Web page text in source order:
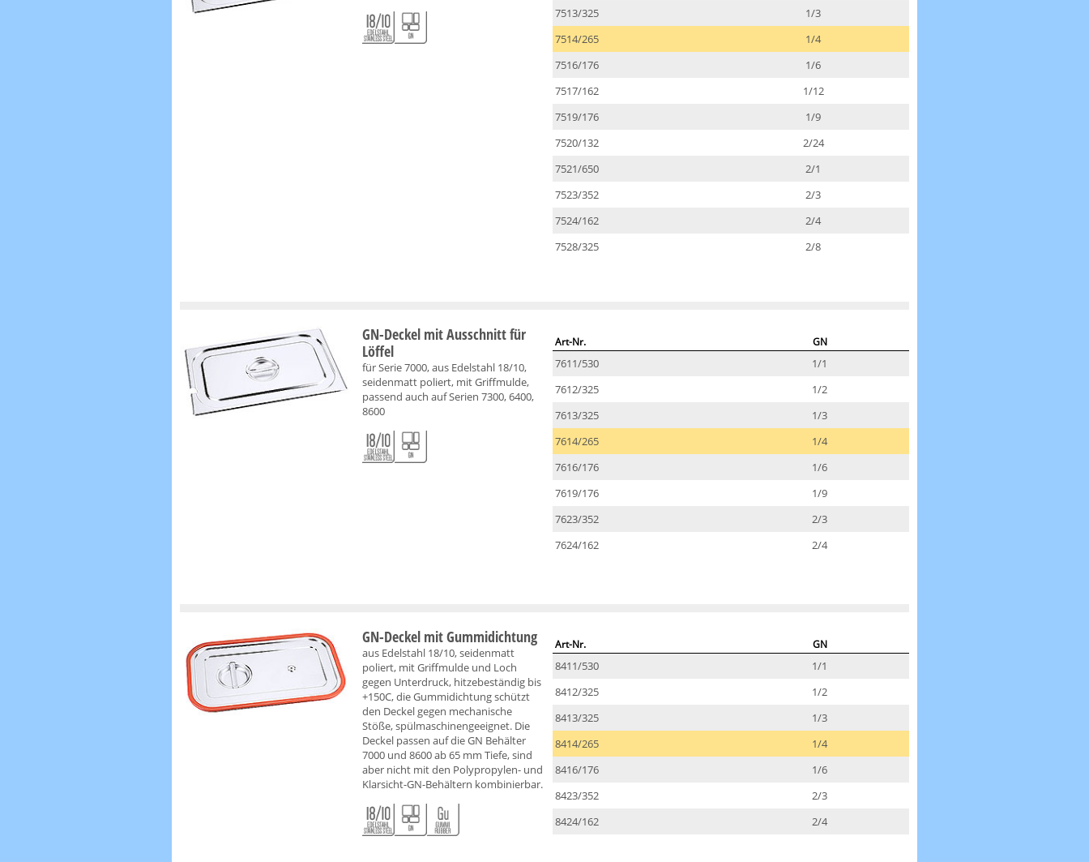
7513/325
1/3
7514/265
1/4
7516/176
1/6
7517/162
1/12
7519/176
1/9
7520/132
2/24
7521/650
2/1
7523/352
2/3
7524/162
2/4
7528/325
2/8
GN-Deckel mit Ausschnitt für
Löffel
für Serie 7000, aus Edelstahl 18/10,
seidenmatt poliert, mit Griffmulde,
passend auch auf Serien 7300, 6400,
8600
Art-Nr. GN
7611/530
1/1
7612/325
1/2
7613/325
1/3
7614/265
1/4
7616/176
1/6
7619/176
1/9
7623/352
2/3
7624/162
2/4
GN-Deckel mit Gummidichtung
aus Edelstahl 18/10, seidenmatt
poliert, mit Griffmulde und Loch
gegen Unterdruck, hitzebeständig bis
+150C, die Gummidichtung schützt
den Deckel gegen mechanische
Stöße, spülmaschinengeeignet. Die
Deckel passen auf die GN Behälter
7000 und 8600 ab 65 mm Tiefe, sind
aber nicht mit den Polypropylen- und
Klarsicht-GN-Behältern kombinierbar.
Art-Nr. GN
8411/530
1/1
8412/325
1/2
8413/325
1/3
8414/265
1/4
8416/176
1/6
8423/352
2/3
8424/162
2/4